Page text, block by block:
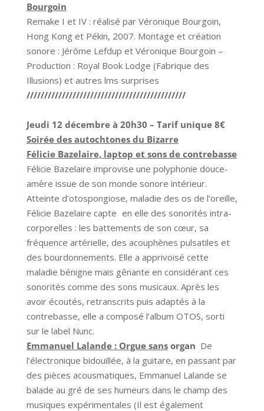
Bourgoin
Remake I et IV : réalisé par Véronique Bourgoin,
Hong Kong et Pékin, 2007. Montage et création
sonore : Jérôme Lefdup et Véronique Bourgoin –
Production : Royal Book Lodge (Fabrique des
Illusions) et autres lms surprises
/////////////////////////////////////////////
Jeudi 12 décembre à 20h30 – Tarif unique 8€
Soirée des autochtones du Bizarre
Félicie Bazelaire, laptop et sons de contrebasse
Félicie Bazelaire improvise une polyphonie douce-
amère issue de son monde sonore intérieur.
Atteinte d’otospongiose, maladie des os de l’oreille,
Félicie Bazelaire capte en elle des sonorités intra-
corporelles : les battements de son cœur, sa
fréquence artérielle, des acouphènes pulsatiles et
des bourdonnements. Elle a apprivoisé cette
maladie bénigne mais gênante en considérant ces
sonorités comme des sons musicaux. Après les
avoir écoutés, retranscrits puis adaptés à la
contrebasse, elle a composé l’album OTOS, sorti
sur le label Nunc.
Emmanuel Lalande : Orgue sansorgan De
l’électronique bidouillée, à la guitare, en passant par
des pièces acousmatiques, Emmanuel Lalande se
balade au gré de ses humeurs dans le champ des
musiques expérimentales (Il est également